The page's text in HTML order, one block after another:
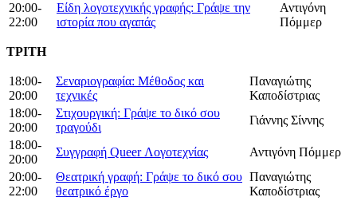
20:00-
22:00
Είδη λογοτεχνικής γραφής: Γράψε την
ιστορία που αγαπάς
Αντιγόνη
Πόμμερ
ΤΡΙΤΗ
18:00-
20:00
Σεναριογραφία: Μέθοδος και
τεχνικές
Παναγιώτης
Καποδίστριας
18:00-
20:00
Στιχουργική: Γράψε το δικό σου
τραγούδι
Γιάννης Σίννης
18:00-
20:00
Συγγραφή Queer Λογοτεχνίας
Αντιγόνη Πόμμερ
20:00-
22:00
Θεατρική γραφή: Γράψε το δικό σου
θεατρικό έργο
Παναγιώτης
Καποδίστριας